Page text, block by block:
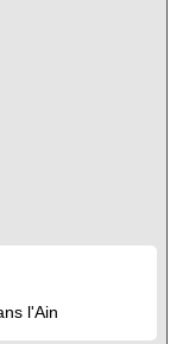
l'Ain